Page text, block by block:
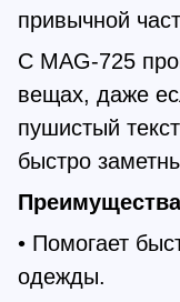
привычной
С MAG-725
вещах, даже
пушистый
быстро
Преимущества
• Помогает
одежды.